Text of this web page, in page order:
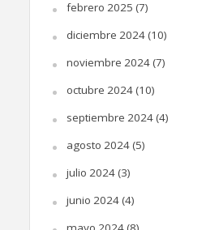
febrero 2025 (7)
diciembre 2024(10)
noviembre 2024(7)
octubre 2024(10)
septiembre 2024(4)
agosto 2024(5)
julio 2024(3)
junio 2024(4)